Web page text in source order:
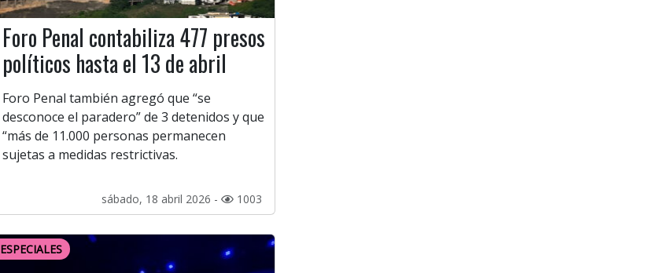
Foro Penal contabiliza 477 presos
políticos hasta el 13 de abril
Foro Penal también agregó que “se
desconoce el paradero” de 3 detenidos y que
“más de 11.000 personas permanecen
sujetas a medidas restrictivas.
sábado, 18 abril 2026 - 1003
ESPECIALES